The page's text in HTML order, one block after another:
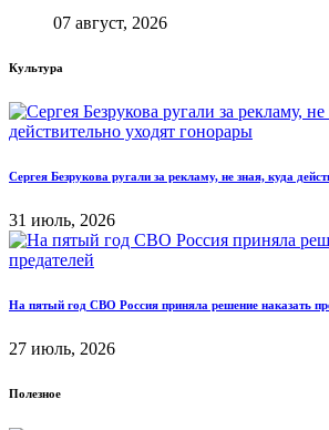
07 август, 2026
Культура
Сергея Безрукова ругали за рекламу, не зная, куда
31 июль, 2026
На пятый год СВО Россия приняла решение наказать
27 июль, 2026
Полезное